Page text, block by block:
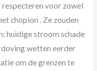
voor zowel
chopion . Ze zouden
huidige stroom schade
wetten eerder
om de grenzen te